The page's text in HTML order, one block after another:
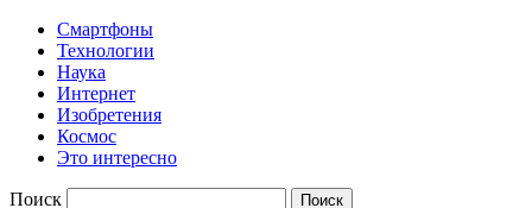
Смартфоны
Технологии
Наука
Интернет
Изобретения
Космос
Это интересно
Поиск